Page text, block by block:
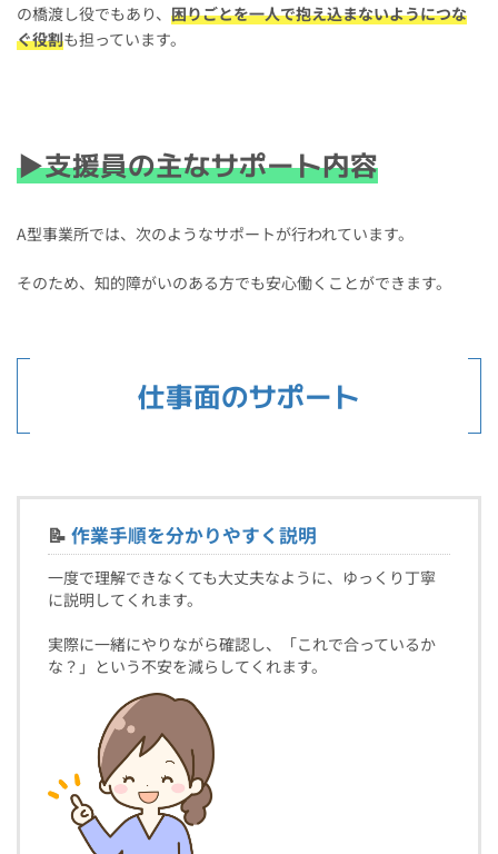
の橋渡し役でもあり、 困りごとを一人で抱え込まないようにつな
ぐ役割も担っています。
▶支援員の主なサポート内容
A型事業所では、次のようなサポートが行われています。
そのため、知的障がいのある方でも安心働くことができます。
仕事面のサポート
📝 作業手順を分かりやすく説明
一度で理解できなくても大丈夫なように、ゆっくり丁寧
に説明してくれます。
実際に一緒にやりながら確認し、「これで合っているか
な？」という不安を減らしてくれます。